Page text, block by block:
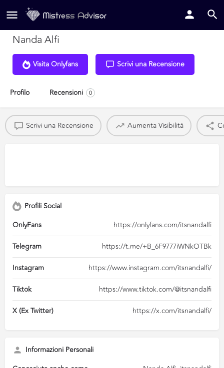
Nanda Alfi
Visita Onlyfans Scrivi una Recensione
Profilo Recensioni 0
Scrivi una Recensione Aumenta Visibilità
Profili Social
OnlyFans
https://onlyfans.com/itsnandalfi
Telegram https://t.me/+B_6F9777iWNkOTBk
Instagram https://www.instagram.com/itsnandalfi/
Tiktok https://www.tiktok.com/@itsnandalfi
X (Ex Twitter) https://x.com/itsnandalfi/
Informazioni Personali